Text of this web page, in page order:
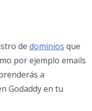
de dominios que
por ejemplo emails
a
Godaddy en tu